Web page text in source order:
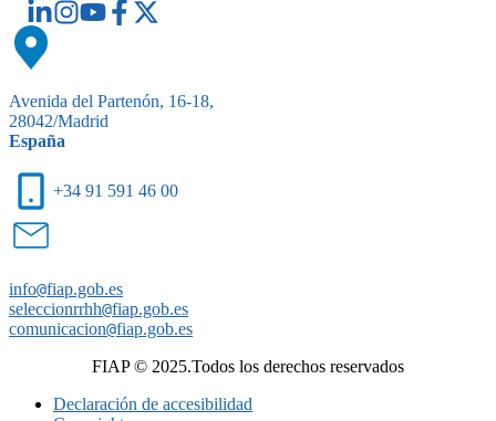
Avenida del Partenón, 16-18,
28042/Madrid
España
+34 91 591 46 00
info@fiap.gob.es
seleccionrrhh@fiap.gob.es
comunicacion@fiap.gob.es
FIAP © 2025.Todos los derechos reservados
Declaración de accesibilidad